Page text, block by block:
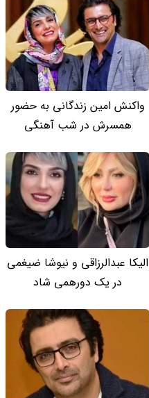
واکنش امین زندگانی به حضور
همسرش در شب آهنگی
الیکا عبدالرزاقی و نیوشا ضیغمی
در یک دورهمی شاد